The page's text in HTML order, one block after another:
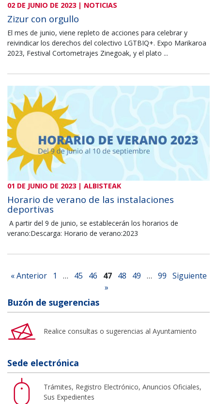
02 DE JUNIO DE 2023 | NOTICIAS
Zizur con orgullo
El mes de junio, viene repleto de acciones para celebrar y
reivindicar los derechos del colectivo LGTBIQ+. Expo Marikaroa
2023, Festival Cortometrajes Zinegoak, y el plato ...
01 DE JUNIO DE 2023 | ALBISTEAK
Horario de verano de las instalaciones
deportivas
A partir del 9 de junio, se establecerán los horarios de
verano:Descarga: Horario de verano:2023
« Anterior 1 … 45 46 47 48 49 … 99 Siguiente
»
Buzón de sugerencias
Realice consultas o sugerencias al Ayuntamiento
Sede electrónica
Trámites, Registro Electrónico, Anuncios Oficiales,
Sus Expedientes